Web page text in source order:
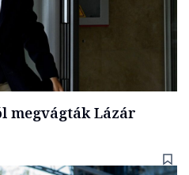
megvágták Lázár